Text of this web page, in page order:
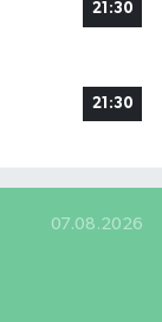
21:30
21:30
07.08.2026